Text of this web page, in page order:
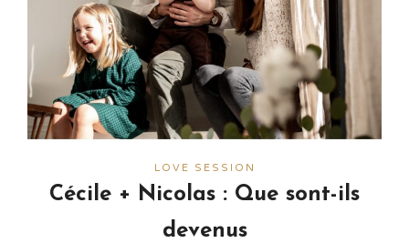
LOVE SESSION
Cécile + Nicolas : Que sont-ils
devenus